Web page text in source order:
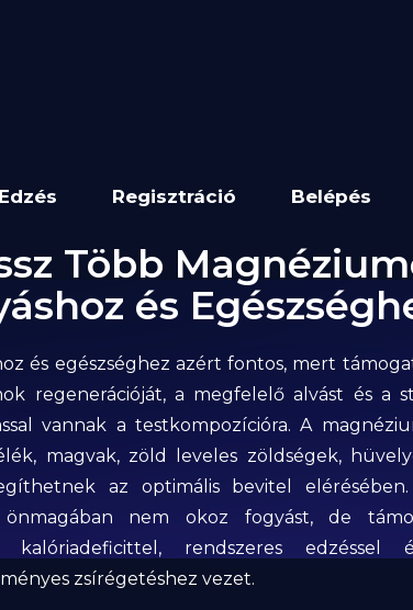
Edzés Regisztráció Belépés
Több
és
és egészséghez azért fontos, mert
regenerációját, a megfelelő alvást és a
vannak a testkompozícióra. A
magvak, zöld leveles zöldségek,
az optimális bevitel
önmagában nem okoz fogyást, de
kalóriadeficittel, rendszeres edzéssel
zsírégetéshez vezet.